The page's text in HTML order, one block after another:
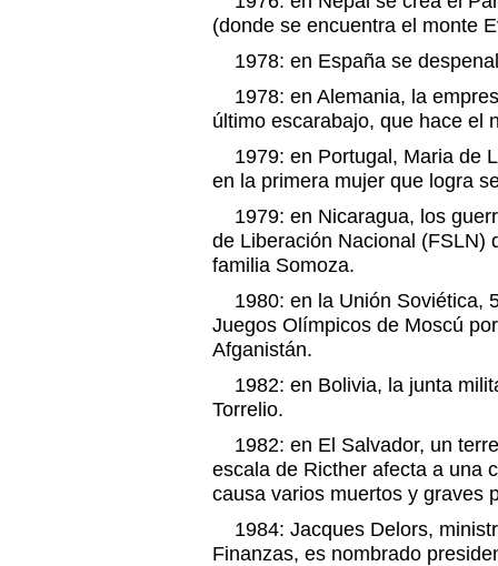
(donde se encuentra el monte
1978: en España se
1978: en Alemania, la
último escarabajo, que hace el
1979: en Portugal, Maria de
en la primera mujer que logra
1979: en Nicaragua, los
de Liberación Nacional (FSLN)
familia Somoza.
1980: en la Unión Soviética,
Juegos Olímpicos de Moscú
Afganistán.
1982: en Bolivia, la junta
Torrelio.
1982: en El Salvador, un
escala de Ricther afecta a una
causa varios muertos y graves
1984: Jacques Delors,
Finanzas, es nombrado